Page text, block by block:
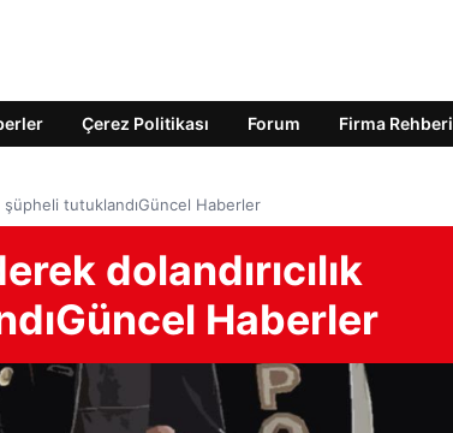
Çerez Politikası Forum Firma Rehberi
şüpheli tutuklandıGüncel Haberler
dolandırıcılık
Haberler